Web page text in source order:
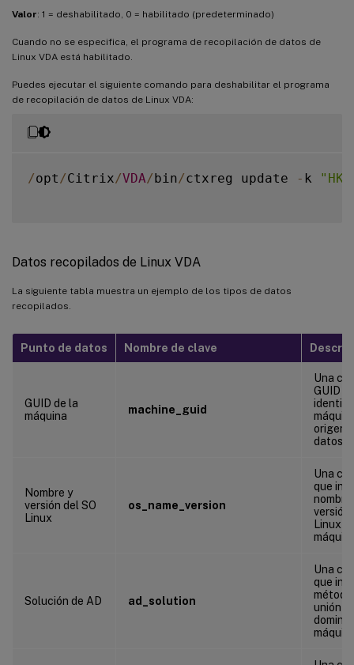
Valor: 1 = deshabilitado, 0 = habilitado (predeterminado)
Cuando no se especifica, el programa de recopilación de datos de
Linux VDA está habilitado.
Puedes ejecutar el siguiente comando para deshabilitar el programa
de recopilación de datos de Linux VDA:
/opt /Citrix/VDA/bin/ctxreg update - k
Datos recopilados de Linux VDA
La siguiente tabla muestra un ejemplo de los tipos de datos
recopilados.
Punto de datos Nombre de clave
GUID de la
máquina
machine_guid
Una
GUID
origen
datos
Nombre y
versión del SO
Linux
os_name_version
Una
que
nombre
versión
Linux
Solución de AD ad_solution
Una
que
método
unión a